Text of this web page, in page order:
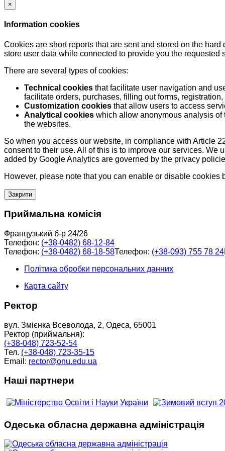
×
Information cookies
Cookies are short reports that are sent and stored on the
store user data while connected to provide you the
There are several types of cookies:
Technical cookies that facilitate user navigation and
facilitate orders, purchases, filling out forms,
Customization cookies that allow users to access
Analytical cookies which allow anonymous analysis
the websites.
So when you access our website, in compliance with Article
consent to their use. All of this is to improve our services.
added by Google Analytics are governed by the privacy
However, please note that you can enable or disable cookies
Закрити
Приймальна комісія
Французький б-р 24/26
Телефон: (+38-0482) 68-12-84
Телефон: (+38-0482) 68-18-58Телефон: (+38-093) 755 78 24
Політика обробки персональних данних
Карта сайту
Ректор
вул. Змієнка Всеволода, 2, Одеса, 65001
Ректор (приймальня):
(+38-048) 723-52-54
Тел. (+38-048) 723-35-15
Email: rector@onu.edu.ua
Наші партнери
Одеська обласна державна адміністрація